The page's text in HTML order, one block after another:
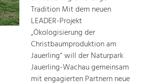
Integration.
Public Transport and
Tradition Mit dem neuen
LEADER-Projekt
„Ökologisierung der
Christbaumproduktion am
Jauerling“ will der Naturpark
Jauerling-Wachau gemeinsam
mit engagierten Partnern neue